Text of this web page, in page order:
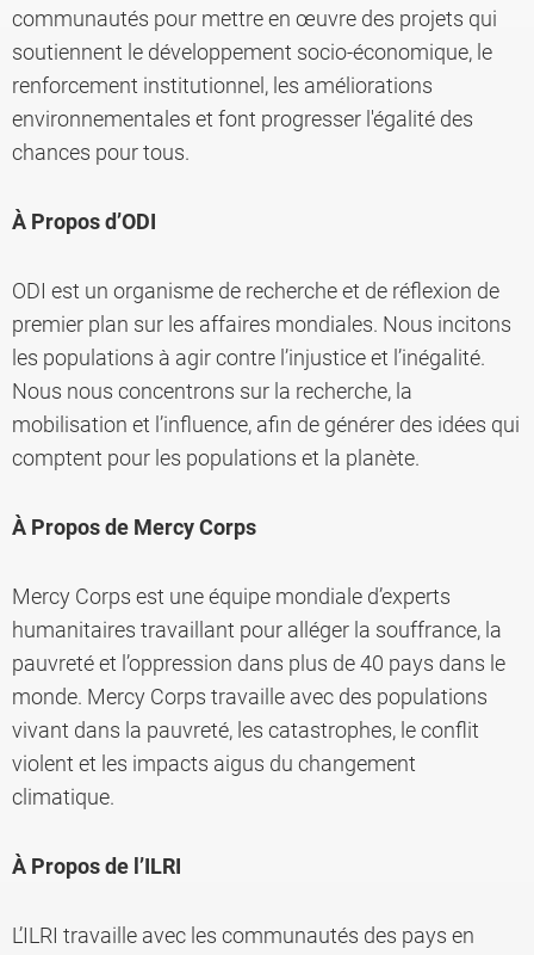
communautés pour mettre en œuvre des projets qui
soutiennent le développement socio-économique, le
renforcement institutionnel, les améliorations
environnementales et font progresser l'égalité des
chances pour tous.
À Propos d’ODI
ODI est un organisme de recherche et de réflexion de
premier plan sur les affaires mondiales. Nous incitons
les populations à agir contre l’injustice et l’inégalité.
Nous nous concentrons sur la recherche, la
mobilisation et l’influence, afin de générer des idées qui
comptent pour les populations et la planète.
À Propos de Mercy Corps
Mercy Corps est une équipe mondiale d’experts
humanitaires travaillant pour alléger la souffrance, la
pauvreté et l’oppression dans plus de 40 pays dans le
monde. Mercy Corps travaille avec des populations
vivant dans la pauvreté, les catastrophes, le conflit
violent et les impacts aigus du changement
climatique.
À Propos de l’ILRI
L’ILRI travaille avec les communautés des pays en